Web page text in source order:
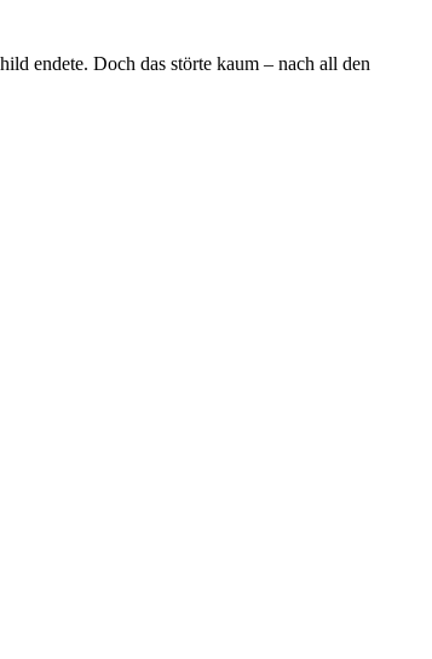
endete. Doch das störte kaum – nach all den